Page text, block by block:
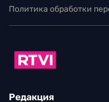
Политика обработки
Редакция